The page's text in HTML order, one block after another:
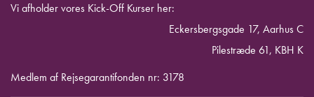
Vi afholder vores Kick-Off Kurser her:
Eckersbergsgade 17, Aarhus C
Pilestræde 61, KBH K
Medlem af Rejsegarantifonden nr: 3178